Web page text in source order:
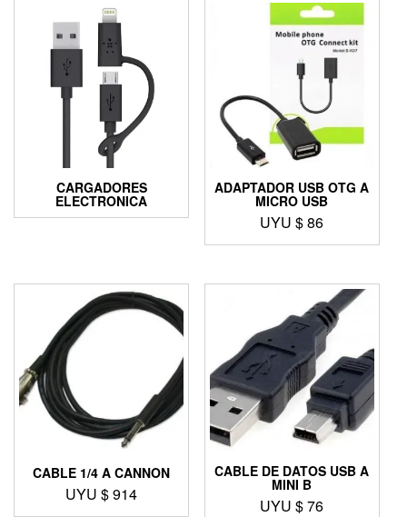
CARGADORES
ELECTRONICA
ADAPTADOR USB OTG A
MICRO USB
UYU $86
CABLE 1/4 A CANNON
UYU $914
CABLE DE DATOS USB A
MINI B
UYU $76